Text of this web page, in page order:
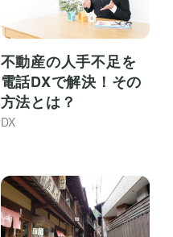
不動産の人手不足を
電話DXで解決！その
方法とは？
DX